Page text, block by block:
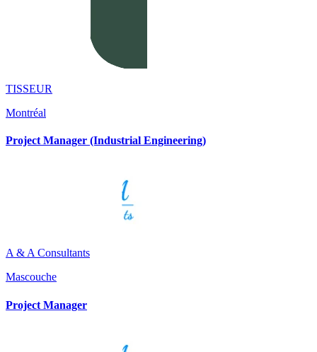
TISSEUR
Montréal
Project Manager (Industrial Engineering)
A & A Consultants
Mascouche
Project Manager